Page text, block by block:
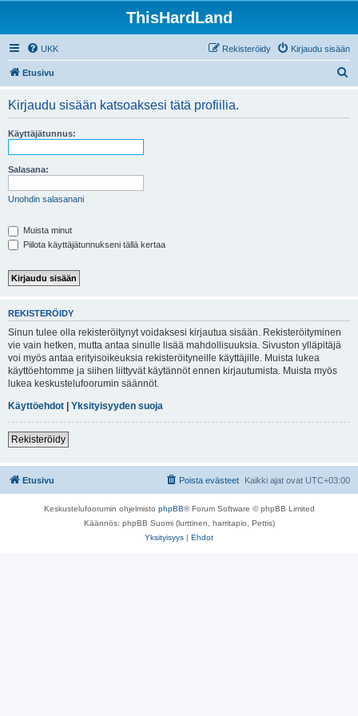
ThisHardLand
UKK Kirjaudu sisään
Rekisteröidy
Etusivu
Kirjaudu sisään katsoaksesi tätä profiilia.
Käyttäjätunnus:
Salasana:
Unohdin salasanani
Muista minut
Piilota käyttäjätunnukseni tällä kertaa
REKISTERÖIDY
Sinun tulee olla rekisteröitynyt voidaksesi kirjautua sisään. Rekisteröityminen
vie vain hetken, mutta antaa sinulle lisää mahdollisuuksia. Sivuston ylläpitäjä
voi myös antaa erityisoikeuksia rekisteröityneille käyttäjille. Muista lukea
käyttöehtomme ja siihen liittyvät käytännöt ennen kirjautumista. Muista myös
lukea keskustelufoorumin säännöt.
Käyttöehdot | Yksityisyyden suoja
Rekisteröidy
Etusivu Kaikki ajat ovat UTC+03:00
Poista evästeet
Keskustelufoorumin ohjelmisto phpBB® Forum Software © phpBB Limited
Käännös: phpBB Suomi (lurttinen, harritapio, Pettis)
Yksityisyys | Ehdot